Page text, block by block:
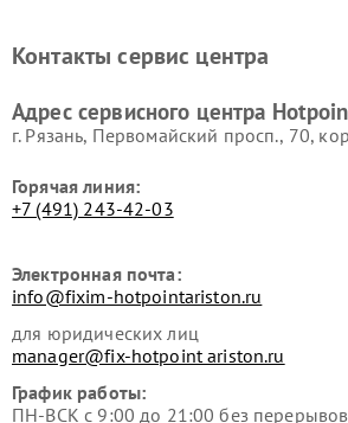
Hotpoint Ariston
Hotpoint
Ariston
Hotpoint
Контакты сервис центра
Адрес сервисного центра
г. Рязань, Первомайский просп., 70,
Горячая линия:
+7 (491) 243-42-03
Электронная почта:
info@fixim-hotpointariston.ru
для юридических лиц
manager@fix-hotpoint ariston.ru
График работы:
ПН-ВСК с 9:00 до 21:00 без